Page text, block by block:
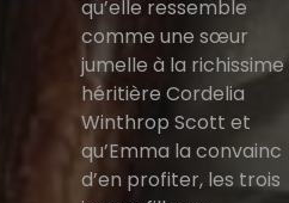
qu’elle ressemble
comme une sœur
jumelle à la richissime
héritière Cordelia
Winthrop Scott et
qu’Emma la convainc
d’en profiter, les trois